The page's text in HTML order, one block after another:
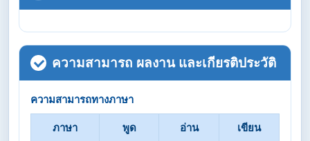
ความสามารถ ผลงาน และเกียรติประวัติ
ความสามารถทางภาษา
ภาษา พูด อ่าน เขียน